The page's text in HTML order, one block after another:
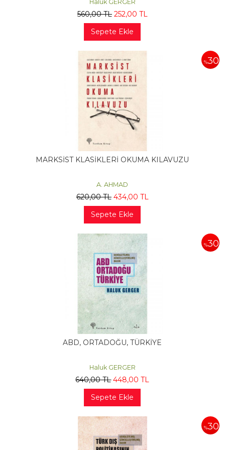
Haluk GERGER
560,00TL 252,00 TL
Sepete Ekle
%30
MARKSİST KLASİKLERİ OKUMA KILAVUZU
A. AHMAD
620,00TL 434,00 TL
Sepete Ekle
%30
ABD, ORTADOĞU, TÜRKİYE
Haluk GERGER
640,00TL 448,00 TL
Sepete Ekle
%30